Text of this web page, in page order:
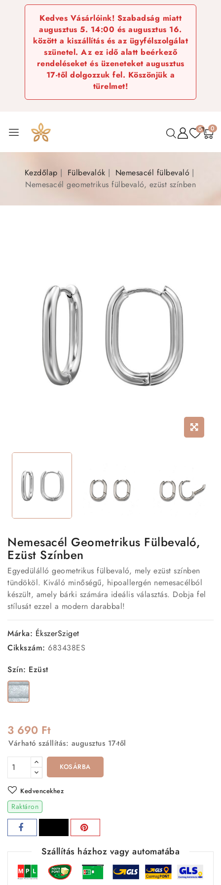
Kedves Vásárlóink! Szabadság miatt
augusztus 5. 14:00 és augusztus 16.
között a kiszállítás és az ügyfélszolgálat
szünetel. Az ez idő alatt beérkező
rendeléseket és üzeneteket augusztus
17-től dolgozzuk fel. Köszönjük a
türelmet!
0 0
Kezdőlap Fülbevalók
Nemesacél fülbevaló
Nemesacél geometrikus fülbevaló, ezüst színben
Nemesacél Geometrikus Fülbevaló,
Ezüst Színben
Egyedülálló geometrikus fülbevaló, mely ezüst színben
tündököl. Kiváló minőségű, hipoallergén nemesacélból
készült, amely bárki számára ideális választás. Dobja fel
stílusát ezzel a modern darabbal!
Márka: ÉkszerSziget
Cikkszám: 683438ES
Szín: Ezüst
Ezüst
3 690 Ft
Várható szállítás: augusztus 17-től
KOSÁRBA
Kedvencekhez
Raktáron
Szállítás házhoz vagy automatába